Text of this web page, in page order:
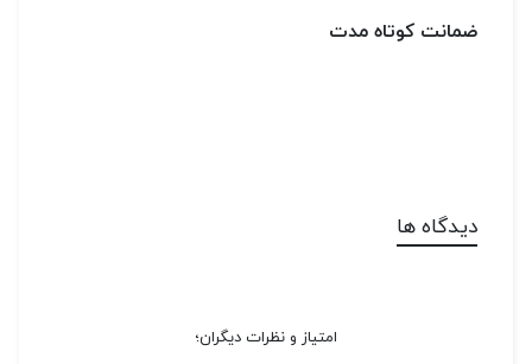
ضمانت کوتاه مدت
دیدگاه ها
امتیاز و نظرات دیگران؛